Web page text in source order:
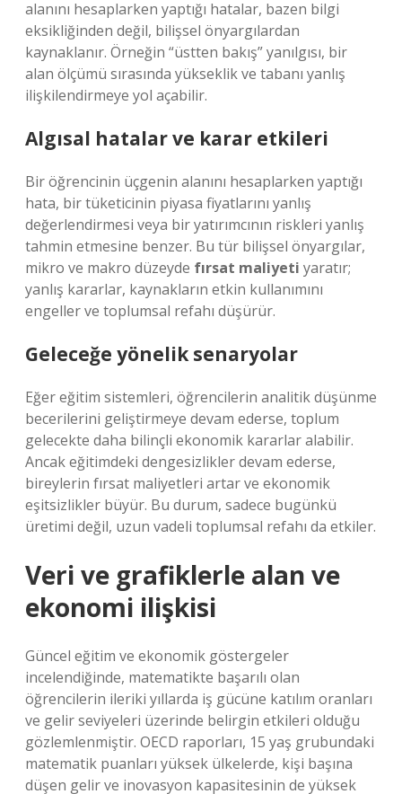
alanını hesaplarken yaptığı hatalar, bazen bilgi
eksikliğinden değil, bilişsel önyargılardan
kaynaklanır. Örneğin “üstten bakış” yanılgısı, bir
alan ölçümü sırasında yükseklik ve tabanı yanlış
ilişkilendirmeye yol açabilir.
Algısal hatalar ve karar etkileri
Bir öğrencinin üçgenin alanını hesaplarken yaptığı
hata, bir tüketicinin piyasa fiyatlarını yanlış
değerlendirmesi veya bir yatırımcının riskleri yanlış
tahmin etmesine benzer. Bu tür bilişsel önyargılar,
mikro ve makro düzeyde fırsat maliyeti yaratır;
yanlış kararlar, kaynakların etkin kullanımını
engeller ve toplumsal refahı düşürür.
Geleceğe yönelik senaryolar
Eğer eğitim sistemleri, öğrencilerin analitik düşünme
becerilerini geliştirmeye devam ederse, toplum
gelecekte daha bilinçli ekonomik kararlar alabilir.
Ancak eğitimdeki dengesizliklerdevam ederse,
bireylerin fırsat maliyetleri artar ve ekonomik
eşitsizlikler büyür. Bu durum, sadece bugünkü
üretimi değil, uzun vadeli toplumsal refahı da etkiler.
Veri ve grafiklerle alan ve
ekonomi ilişkisi
Güncel eğitim ve ekonomik göstergeler
incelendiğinde, matematikte başarılı olan
öğrencilerin ileriki yıllarda iş gücüne katılım oranları
ve gelir seviyeleri üzerinde belirgin etkileri olduğu
gözlemlenmiştir. OECD raporları, 15 yaş grubundaki
matematik puanları yüksek ülkelerde, kişi başına
düşen gelir ve inovasyon kapasitesinin de yüksek